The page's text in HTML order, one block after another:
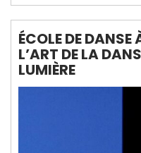
ÉCOLE DE DANSE
L’ART DE LA
LUMIÈRE